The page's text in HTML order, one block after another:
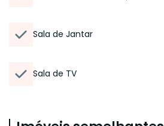
Sala de Jantar
Sala de TV